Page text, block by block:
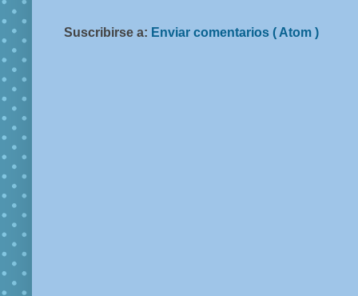
Suscribirse a: Enviar comentarios ( Atom )